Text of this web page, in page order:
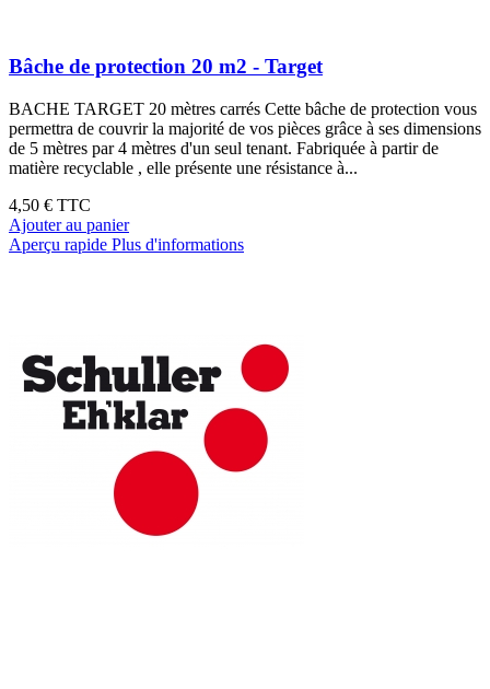
Bâche de protection 20 m2 - Target
BACHE TARGET 20 mètres carrés Cette bâche de protection vous
permettra de couvrir la majorité de vos pièces grâce à ses dimensions
de 5 mètres par 4 mètres d'un seul tenant. Fabriquée à partir de
matière recyclable , elle présente une résistance à...
4,50 € TTC
Ajouter au panier
Aperçu rapide Plus d'informations